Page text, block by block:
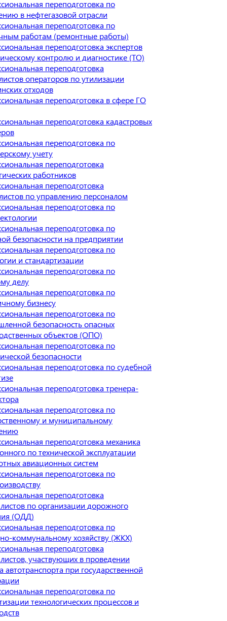
переподготовка по
в нефтегазовой отрасли
переподготовка по
работам (ремонтные работы)
переподготовка экспертов
контролю и диагностике (ТО)
переподготовка
операторов по утилизации
отходов
переподготовка в сфере ГО
переподготовка кадастровых
переподготовка по
учету
переподготовка
работников
переподготовка
по управлению персоналом
переподготовка по
переподготовка по
безопасности на предприятии
переподготовка по
и стандартизации
переподготовка по
делу
переподготовка по
бизнесу
переподготовка по
безопасность опасных
объектов (ОПО)
переподготовка по
безопасности
переподготовка по судебной
переподготовка тренера-
переподготовка по
и муниципальному
переподготовка механика
по технической эксплуатации
авиационных систем
переподготовка по
переподготовка
по организации дорожного
(ОДД)
переподготовка по
коммунальному хозяйству (ЖКХ)
переподготовка
участвующих в проведении
автотранспорта при государственной
переподготовка по
технологических процессов и